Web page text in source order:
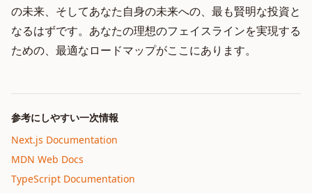
の未来、そしてあなた自身の未来への、最も賢明な投資と
なるはずです。あなたの理想のフェイスラインを実現する
ための、最適なロードマップがここにあります。
参考にしやすい一次情報
Next.js Documentation
MDN Web Docs
TypeScript Documentation